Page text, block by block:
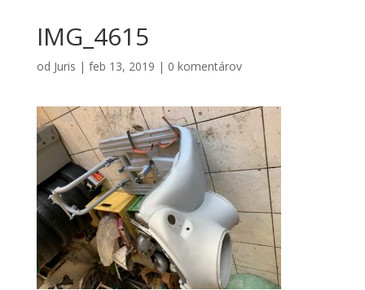
IMG_4615
od Juris | feb 13, 2019 | 0 komentárov
Nevyhnutné
Tieto súbory
cookie nie